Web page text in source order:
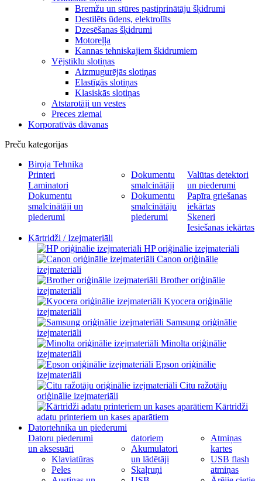
Bremžu un stūres pastiprinātāju šķidrumi
Destilēts ūdens, elektrolīts
Dzesēšanas šķidrumi
Motoreļļa
Kannas tehniskajiem škidrumiem
Vējstiklu slotiņas
Aizmugurējās slotiņas
Elastīgās slotiņas
Klasiskās slotiņas
Atstarotāji un vestes
Preces ziemai
Korporatīvās dāvanas
Preču kategorijas
Biroja Tehnika
Printeri
Laminatori
Dokumentu
smalcinātāji un
piederumi
Dokumentu
smalcinātāji
Dokumentu
smalcinātāju
piederumi
Valūtas detektori
un piederumi
Papīra griešanas
iekārtas
Skeneri
Iesiešanas iekārtas
Kārtridži / Izejmateriāli
HP oriģinālie izejmateriāli
Canon oriģinālie
izejmateriāli
Brother oriģinālie
izejmateriāli
Kyocera oriģinālie
izejmateriāli
Samsung oriģinālie
izejmateriāli
Minolta oriģinālie
izejmateriāli
Epson oriģinālie
izejmateriāli
Citu ražotāju
oriģinālie izejmateriāli
Kārtridži
adatu printeriem un kases aparātiem
Datortehnika un piederumi
Datoru piederumi
un aksesuāri
Klaviatūras
Peles
datoriem
Akumulatori
un lādētāji
Skaļruņi
Atmiņas
kartes
USB flash
atmiņas